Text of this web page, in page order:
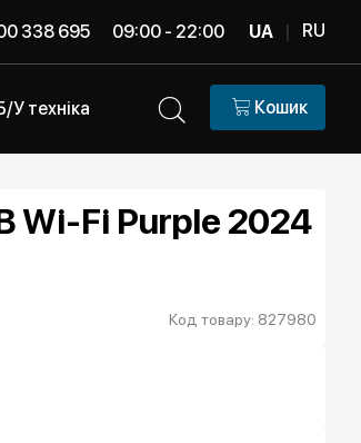
338 695 09:00 - 22:00 UA | RU
У техніка Кошик
Wi-Fi Purple 2024
Код товару: 827980